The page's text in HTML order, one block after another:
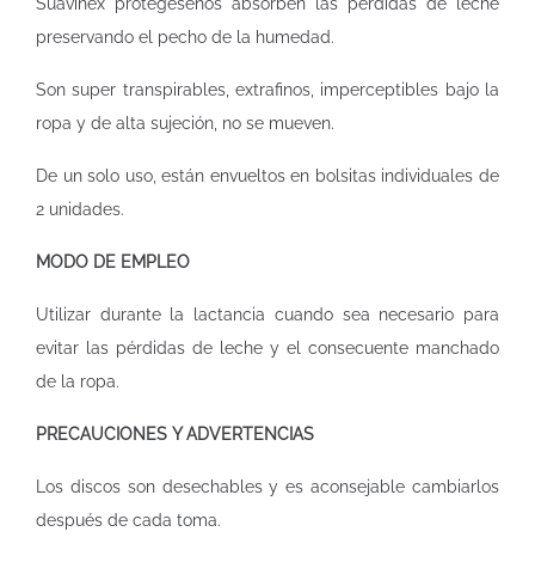
preservando el pecho de la humedad.
Son super transpirables, extrafinos, imperceptibles bajo la
ropa y de alta sujeción, no se mueven.
De un solo uso, están envueltos en bolsitas individuales de
2 unidades.
MODO DE EMPLEO
Utilizar durante la lactancia cuando sea necesario para
evitar las pérdidas de leche y el consecuente manchado
de la ropa.
PRECAUCIONES Y ADVERTENCIAS
Los discos son desechables y es aconsejable cambiarlos
después de cada toma.